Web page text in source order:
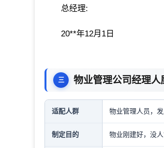
总经理:
20**年12月1日
物业管理公司经理
适配人群 物业管理人员，
制定目的 物业刚建好，没